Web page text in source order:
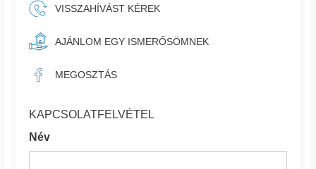
VISSZAHÍVÁST KÉREK
AJÁNLOM EGY ISMERŐSÖMNEK
MEGOSZTÁS
KAPCSOLATFELVÉTEL
Név